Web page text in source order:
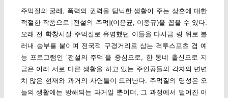
주먹질의 굴레, 폭력의 권력을 탐닉한 생활이 주는 상흔에 대한
적절한 작품으로 [전설의 주먹](이윤균, 이종규)을 꼽을 수 있다.
오래 전 학창시절 주먹질로 유명했던 이들을 다시금 링 위로 불
러내 승부를 붙이며 전국적 구경거리로 삼는 격투스포츠 겸 예
능 프로그램인 ‘전설의 주먹’을 중심으로, 한 동네 출신으로 지
금은 여러 서로 다른 생활을 하고 있는 주인공들의 각자의 변변
치 않은 현재와 과거의 사연들이 드러난다. 주먹질의 명성은 오
늘의 생활에는 방해되는 과거일 뿐이며, 그 과정에서 벌어진 어